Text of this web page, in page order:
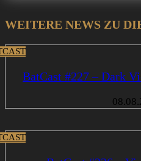
WEITERE NEWS ZU
BatCast #227 – Dark